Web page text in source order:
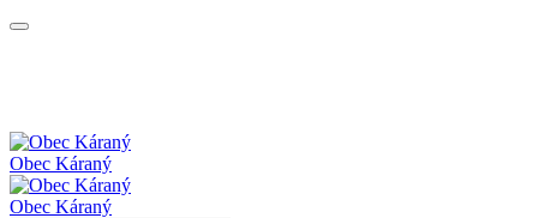
Obec Káraný
Obec Káraný